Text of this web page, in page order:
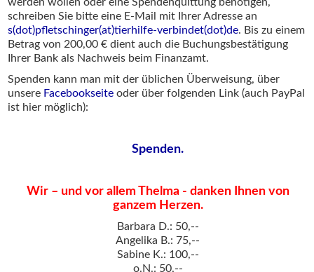
schreiben Sie bitte eine E-Mail mit Ihrer Adresse an
s(dot)pfletschinger(at)tierhilfe-verbindet(dot)de. Bis zu einem
Betrag von 200,00 € dient auch die Buchungsbestätigung
Ihrer Bank als Nachweis beim Finanzamt.
Spenden kann man mit der üblichen Überweisung, über
unsere Facebookseite oder über folgenden Link (auch PayPal
ist hier möglich):
Spenden.
Wir – und vor allem Thelma - danken Ihnen von
ganzem Herzen.
Barbara D.: 50,--
Angelika B.: 75,--
Sabine K.: 100,--
o.N.: 50,--